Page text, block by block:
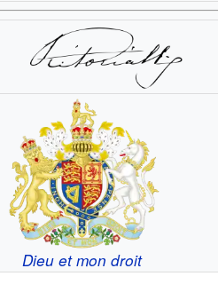
Dieu et mon droit